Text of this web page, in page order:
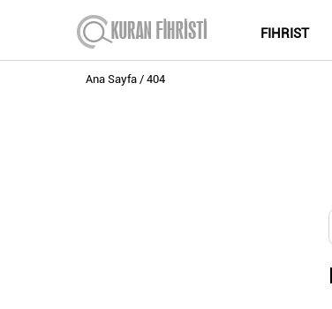
FIHRIST
Ana Sayfa 404